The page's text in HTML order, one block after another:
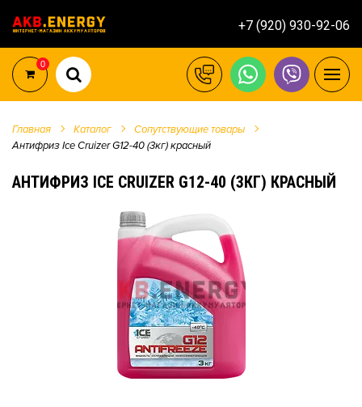
+7 (920) 930-92-06
0
Главная Каталог
Сопутствующие товары
Антифриз Ice Cruizer G12-40 (3кг) красный
АНТИФРИЗ ICE CRUIZER G12-40 (3КГ) КРАСНЫЙ